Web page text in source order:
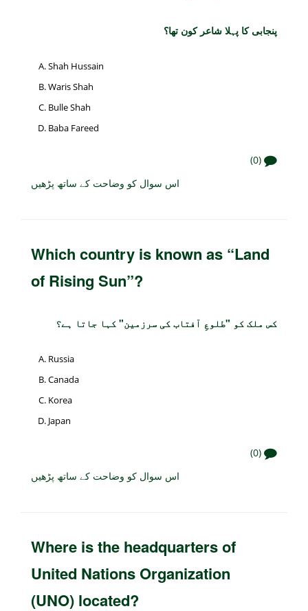
پنجابی کا پہلا شاعر کون تھا؟
Shah Hussain
Waris Shah
Bulle Shah
Baba Fareed
(0)
اس سوال کو وضاحت کے ساتھ پڑھیں
Which country is known as “Land
of Rising Sun”?
کس ملک کو "طلوعِ آفتاب کی سرزمین" کہا جاتا ہے؟
Russia
Canada
Korea
Japan
(0)
اس سوال کو وضاحت کے ساتھ پڑھیں
Where is the headquarters of
United Nations Organization
(UNO) located?